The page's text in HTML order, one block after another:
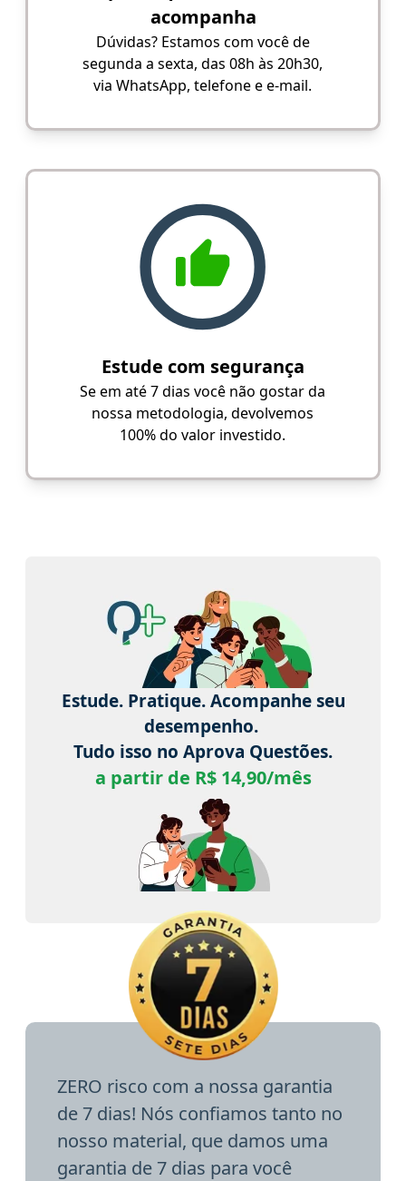
acompanha
Dúvidas? Estamos com você de
segunda a sexta, das 08h às 20h30,
via WhatsApp, telefone e e-mail.
Estude com segurança
Se em até 7 dias você não gostar da
nossa metodologia, devolvemos
100% do valor investido.
Estude. Pratique. Acompanhe seu
desempenho.
Tudo isso no Aprova Questões.
a partir de R$ 14,90/mês
ZERO risco com a nossa garantia
de 7 dias! Nós confiamos tanto no
nosso material, que damos uma
garantia de 7 dias para você